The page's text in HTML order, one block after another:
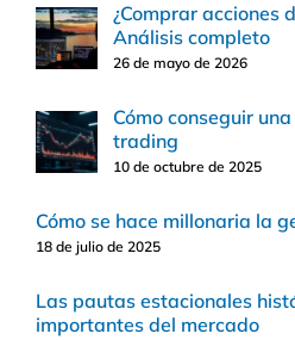
¿Comprar acciones
Análisis completo
26 de mayo de 2026
Cómo conseguir
trading
10 de octubre de 2025
Cómo se hace millonaria la
18 de julio de 2025
Las pautas estacionales
importantes del mercado